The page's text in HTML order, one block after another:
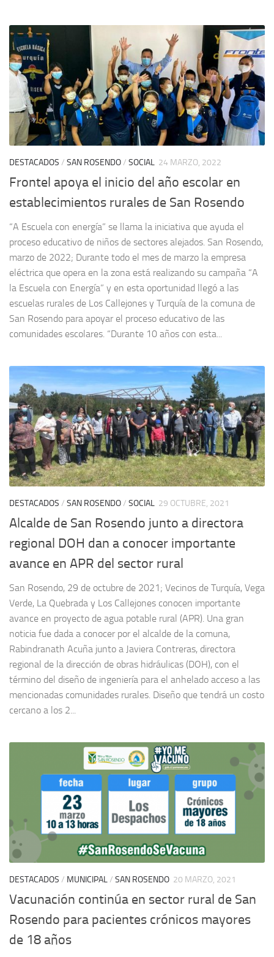
DESTACADOS / SAN ROSENDO/ SOCIAL 24 MARZO, 2022
Frontel apoya el inicio del año escolar en
establecimientos rurales de San Rosendo
“A Escuela con energía” se llama la iniciativa que ayuda el
proceso educativo de niños de sectores alejados. San Rosendo,
marzo de 2022; Durante todo el mes de marzo la empresa
eléctrica que opera en la zona está realizando su campaña “A
la Escuela con Energía” y en esta oportunidad llegó a las
escuelas rurales de Los Callejones y Turquía de la comuna de
San Rosendo para apoyar el proceso educativo de las
comunidades escolares. “Durante 10 años con esta...
DESTACADOS / SAN ROSENDO/ SOCIAL 29 OCTUBRE, 2021
Alcalde de San Rosendo junto a directora
regional DOH dan a conocer importante
avance en APR del sector rural
San Rosendo, 29 de octubre de 2021; Vecinos de Turquía, Vega
Verde, La Quebrada y Los Callejones conocen importante
avance en proyecto de agua potable rural (APR). Una gran
noticia fue dada a conocer por el alcalde de la comuna,
Rabindranath Acuña junto a Javiera Contreras, directora
regional de la dirección de obras hidráulicas (DOH), con el
término del diseño de ingeniería para el anhelado acceso a las
mencionadas comunidades rurales. Diseño que tendrá un costo
cercano a los 2...
DESTACADOS / MUNICIPAL/ SAN ROSENDO 20 MARZO, 2021
Vacunación continúa en sector rural de San
Rosendo para pacientes crónicos mayores
de 18 años